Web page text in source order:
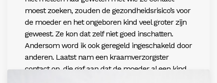
moest zoeken, zouden de gezondheidsrisico’s voor
de moeder en het ongeboren kind veel groter zijn
geweest. Ze kon dat zelf niet goed inschatten.
Andersom word ik ook geregeld ingeschakeld door
anderen. Laatst nam een kraamverzorgster
contact op, die gaf aan dat de moeder al een kind